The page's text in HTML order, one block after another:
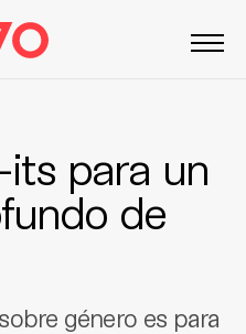
para un
de
género es para